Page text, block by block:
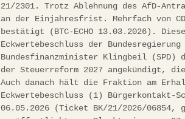
21/2301. Trotz Ablehnung des AfD-
an der Einjahresfrist. Mehrfach von
bestätigt (BTC-ECHO 13.03.2026).
Eckwertebeschluss der
Bundesfinanzminister Klingbeil
der Steuerreform 2027 angekündigt,
Auch danach hält die Fraktion am
Eckwertebeschluss (1) Bürgerkontakt-
06.05.2026 (Ticket BK/21/2026/06854,